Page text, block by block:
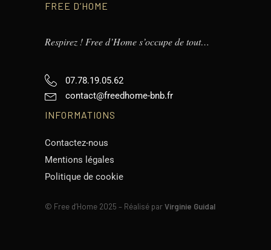
FREE D’HOME
Respirez ! Free d’Home s’occupe de tout…
07.78.19.05.62
contact@freedhome-bnb.fr
INFORMATIONS
Contactez-nous
Mentions légales
Politique de cookie
© Free d’Home 2025 – Réalisé parVirginie Guidal